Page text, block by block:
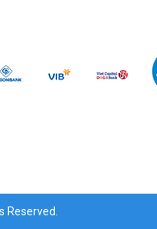
Reserved.